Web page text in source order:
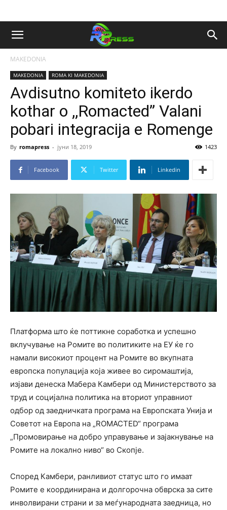
MAKEDONIA
MAKEDONIA ROMA KI MAKEDONIA
Avdisutno komiteto ikerdo
kothar o ,,Romacted” Valani
pobari integracija e Romenge
By romapress - јуни 18, 2019 1423
Facebook Twitter Linkedin
Платформа што ќе поттикне соработка и успешно
вклучување на Ромите во политиките на ЕУ ќе го
намали високиот процент на Ромите во вкупната
европска популација која живее во сиромаштија,
изјави денеска Мабера Камбери од Министерството за
труд и социјална политика на вториот управниот
одбор од заедничката програма на Европската Унија и
Советот на Европа на „ROMACTED“ програма
„Промовирање на добро управување и зајакнување на
Ромите на локално ниво“ во Скопје.
Според Камбери, ранливиот статус што го имаат
Ромите е координирана и долгорочна обврска за сите
инволвирани страни и за меѓународната заедница, но